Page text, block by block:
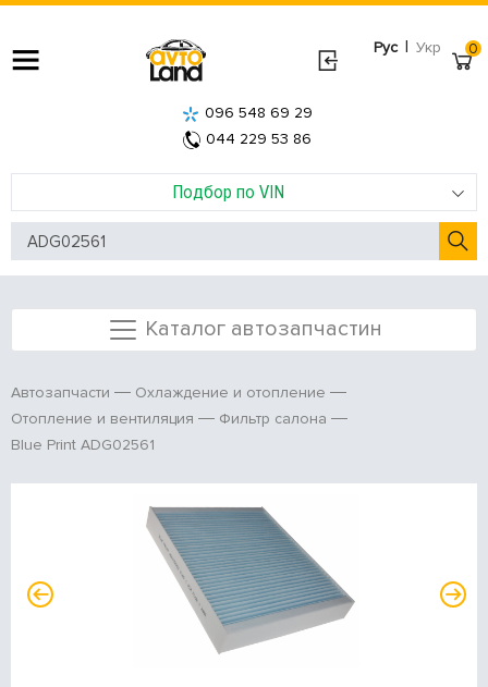
Рус | Укр
Подбор по VIN
096 548 69 29
044 229 53 86
0
Каталог автозапчастин
Автозапчасти
Охлаждение и отопление
Отопление и вентиляция
Фильтр салона
Blue Print ADG02561